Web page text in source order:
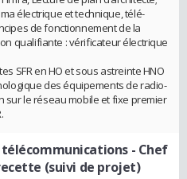
électrique et technique, télé-
de fonctionnement de la
qualifiante : vérificateur électrique
SFR en HO et sous astreinte HNO
des équipements de radio-
sur le réseau mobile et fixe premier
- Chef
(suivi de projet)